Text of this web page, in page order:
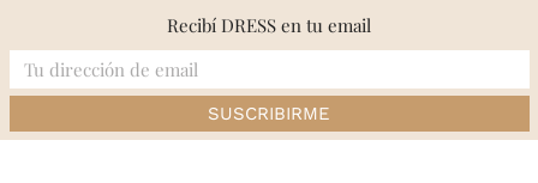
content
My Way Intense, la nueva fragancia de ARMANI para mamá
Recibí DRESS en tu email